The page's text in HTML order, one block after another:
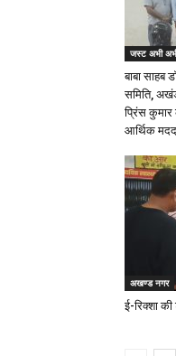
जस्ट अभी
बाबा साहब
समिति,
प्रिंस कुमार
आर्थिक मदद
अखण्ड नगर
ई-रिक्शा